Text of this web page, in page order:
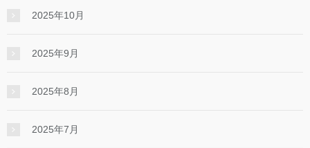
2025年10月
2025年9月
2025年8月
2025年7月